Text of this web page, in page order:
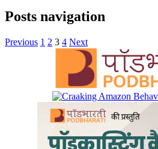
Posts navigation
Previous 1 2 3 4 Next